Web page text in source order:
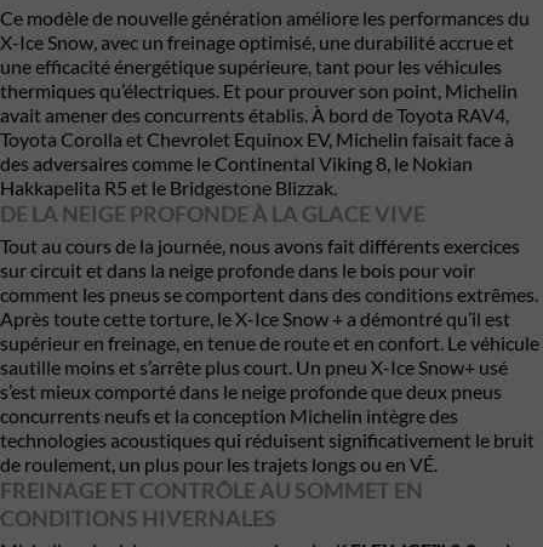
Ce modèle de nouvelle génération améliore les performances du
X-Ice Snow, avec un freinage optimisé, une durabilité accrue et
une efficacité énergétique supérieure, tant pour les véhicules
thermiques qu’électriques. Et pour prouver son point, Michelin
avait amener des concurrents établis. À bord de Toyota RAV4,
Toyota Corolla et Chevrolet Equinox EV, Michelin faisait face à
des adversaires comme le Continental Viking 8, le Nokian
Hakkapelita R5 et le Bridgestone Blizzak.
DE LA NEIGE PROFONDE À LA GLACE VIVE
Tout au cours de la journée, nous avons fait différents exercices
sur circuit et dans la neige profonde dans le bois pour voir
comment les pneus se comportent dans des conditions extrêmes.
Après toute cette torture, le X-Ice Snow + a démontré qu’il est
supérieur en freinage, en tenue de route et en confort. Le véhicule
sautille moins et s’arrête plus court. Un pneu X-Ice Snow+ usé
s’est mieux comporté dans le neige profonde que deux pneus
concurrents neufs et la conception Michelin intègre des
technologies acoustiques qui réduisent significativement le bruit
de roulement, un plus pour les trajets longs ou en VÉ.
FREINAGE ET CONTRÔLE AU SOMMET EN
CONDITIONS HIVERNALES